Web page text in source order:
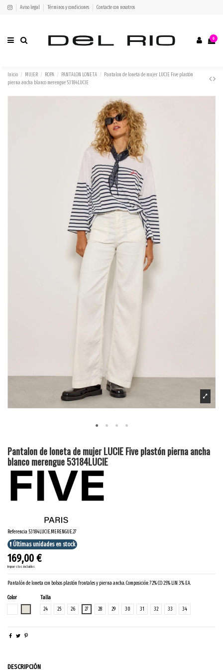
Aviso legal Términos y condiciones Contacte con nosotros
0
Inicio MUJER ROPA PANTALON LONETA
Pantalon de loneta de mujer LUCIE Five plastón
pierna ancha blanco merengue 53184LUCIE
Pantalon de loneta de mujer LUCIE Five plastón pierna ancha
blanco merengue 53184LUCIE
Referencia 53184LUCIE.MERENGUE.27
Últimas unidades en stock
169,00 €
Impuestos incluidos
Pantalón de loneta con bolsos plastón frontales y pierna ancha. Composición: 72% CO 25% LIN 3% EA.
Color
MERENGUE
Talla
24
25 26 27 28 29 30 31 32 33 34
DESCRIPCIÓN